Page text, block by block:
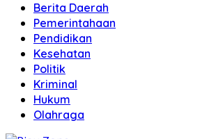
Berita Daerah
Pemerintahaan
Pendidikan
Kesehatan
Politik
Kriminal
Hukum
Olahraga